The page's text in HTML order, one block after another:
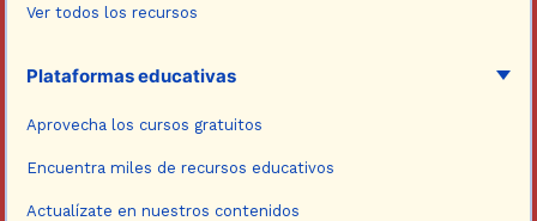
Ver todos los recursos
Plataformas educativas
Aprovecha los cursos gratuitos
Encuentra miles de recursos educativos
Actualízate en nuestros contenidos